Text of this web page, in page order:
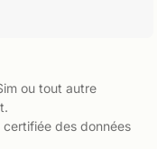
ou tout autre
des données